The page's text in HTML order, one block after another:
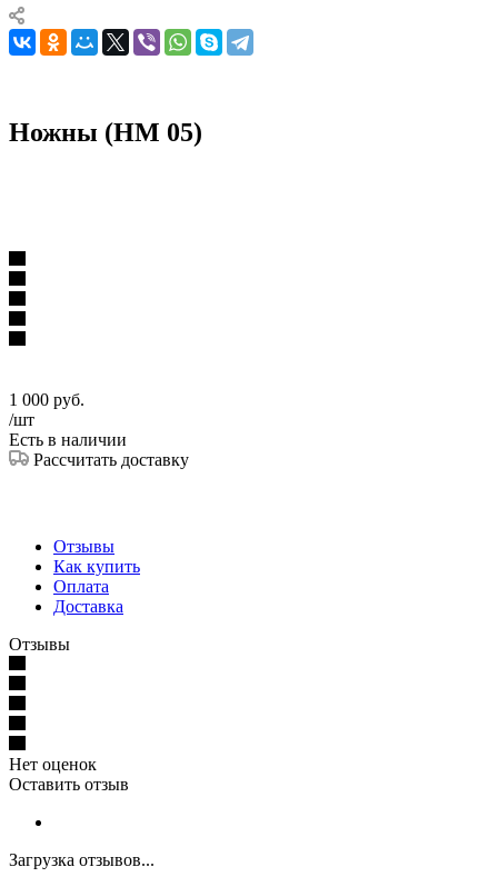
Ножны (НМ 05)
1 000 руб.
/шт
Есть в наличии
Рассчитать доставку
Отзывы
Как купить
Оплата
Доставка
Отзывы
Нет оценок
Оставить отзыв
Загрузка отзывов...